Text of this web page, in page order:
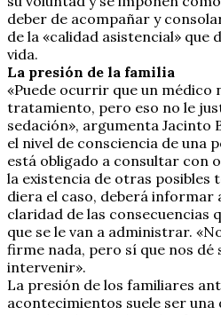
deber de acompañar y
de la «calidad asistencial» que
vida.
La presión de la familia
«Puede ocurrir que un médico
tratamiento, pero eso no le
sedación», argumenta Jacinto
el nivel de consciencia de una
está obligado a consultar con
la existencia de otras posibles
diera el caso, deberá informar
claridad de las consecuencias
que se le van a administrar.
firme nada, pero sí que nos dé
intervenir».
La presión de los familiares
acontecimientos suele ser una